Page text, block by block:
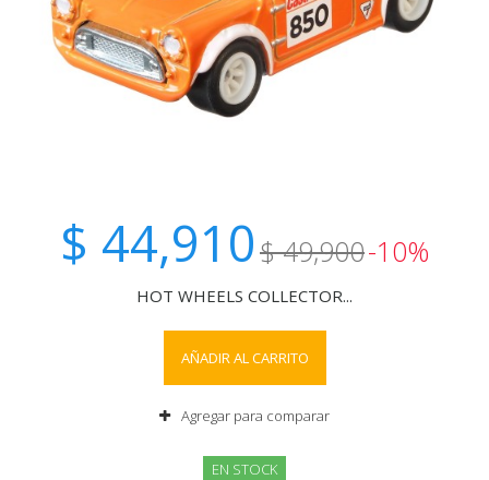
$ 44,910$ 49,900-10%
HOT WHEELS COLLECTOR...
AÑADIR AL CARRITO
Agregar para comparar
EN STOCK